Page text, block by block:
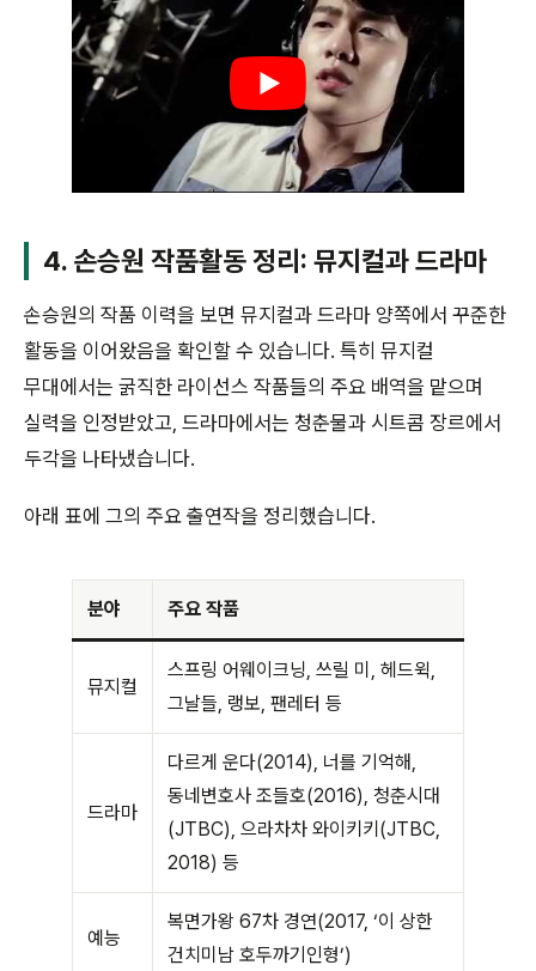
4. 손승원 작품활동 정리: 뮤지컬과 드라마
손승원의 작품 이력을 보면 뮤지컬과 드라마 양쪽에서 꾸준한
활동을 이어왔음을 확인할 수 있습니다. 특히 뮤지컬
무대에서는 굵직한 라이선스 작품들의 주요 배역을 맡으며
실력을 인정받았고, 드라마에서는 청춘물과 시트콤 장르에서
두각을 나타냈습니다.
아래 표에 그의 주요 출연작을 정리했습니다.
분야 주요 작품
뮤지컬
스프링 어웨이크닝, 쓰릴 미, 헤드윅,
그날들, 랭보, 팬레터 등
드라마
다르게 운다(2014), 너를 기억해,
동네변호사 조들호(2016), 청춘시대
(JTBC), 으라차차 와이키키(JTBC,
2018) 등
예능
복면가왕 67차 경연(2017, ‘이 상한
건치미남 호두까기인형’)